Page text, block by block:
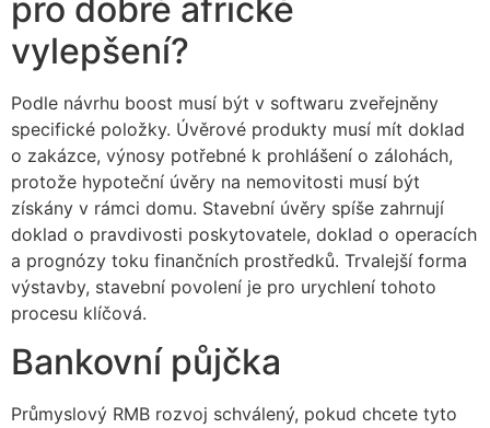
pro dobré africké
vylepšení?
Podle návrhu boost musí být v softwaru zveřejněny
specifické položky. Úvěrové produkty musí mít doklad
o zakázce, výnosy potřebné k prohlášení o zálohách,
protože hypoteční úvěry na nemovitosti musí být
získány v rámci domu. Stavební úvěry spíše zahrnují
doklad o pravdivosti poskytovatele, doklad o operacích
a prognózy toku finančních prostředků. Trvalejší forma
výstavby, stavební povolení je pro urychlení tohoto
procesu klíčová.
Bankovní půjčka
Průmyslový RMB rozvoj schválený, pokud chcete tyto